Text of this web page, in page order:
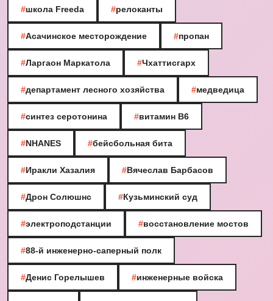
#школа Freeda #релоканты
#Асачинское месторождение #пропан
#Ларгаон Маркатола #Чхаттисгарх
#департамент лесного хозяйства #медведица
#синтез серотонина #витамин B6
#NHANES #бейсбольная бита
#Иракли Хазалия #Вячеслав Барбасов
#Дрон Солюшнс #Кузьминский суд
#электроподстанции #восстановление мостов
#88-й инженерно-саперный полк
#Денис Горелышев #инженерные войска